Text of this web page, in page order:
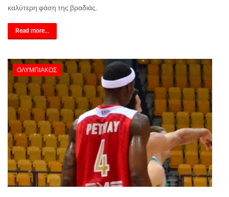
καλύτερη φάση της βραδιάς.
Read more...
ΟΛΥΜΠΙΑΚΌΣ